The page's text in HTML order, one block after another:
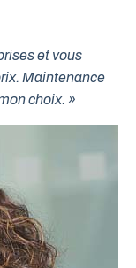
et vous
Maintenance
choix. »